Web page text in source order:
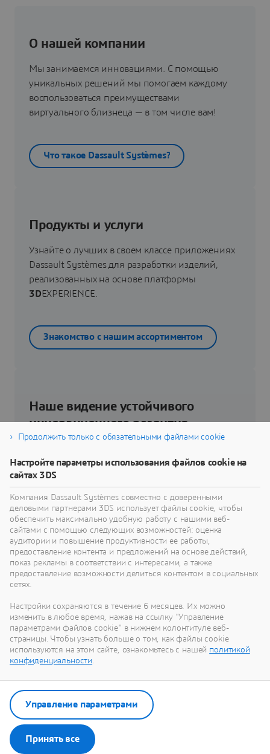
О нашей компании
Мы занимаемся инновациями. С помощью
уникальных решений мы помогаем каждому
воспользоваться преимуществами
виртуального близнеца — в том числе вам!
Что такое Dassault Systèmes?
Продукты и услуги
Узнайте о лучших в своем классе приложениях
Dassault Systèmes для разработки изделий,
реализованных на основе платформы
3DEXPERIENCE.
Знакомство с нашим ассортиментом
Наше видение устойчивого
инновационного развития
помогут вам переосмыслить свои изделия,
процессы и даже бизнес-модели для
реализации радикально новых устойчивых
инноваций.
Перейти к устойчивому развитию
Наши последние новости
Смотрите все пресс-релизы и материалы для
СМИ от Dassault Systèmes.
Перейти в отдел новостей
Продолжить только с обязательными файлами cookie
Настройте параметры использования файлов cookie на
сайтах 3DS
Компания Dassault Systèmes совместно с доверенными
деловыми партнерами 3DS использует файлы cookie, чтобы
обеспечить максимально удобную работу с нашими веб-
сайтами с помощью следующих возможностей: оценка
аудитории и повышение продуктивности ее работы,
предоставление контента и предложений на основе действий,
показ рекламы в соответствии с интересами, а также
предоставление возможности делиться контентом в социальных
сетях.
Настройки сохраняются в течение 6 месяцев. Их можно
изменить в любое время, нажав на ссылку "Управление
параметрами файлов cookie" в нижнем колонтитуле веб-
страницы. Чтобы узнать больше о том, как файлы cookie
используются на этом сайте, ознакомьтесь с нашей политикой
конфиденциальности.
Принять все
Управление параметрами